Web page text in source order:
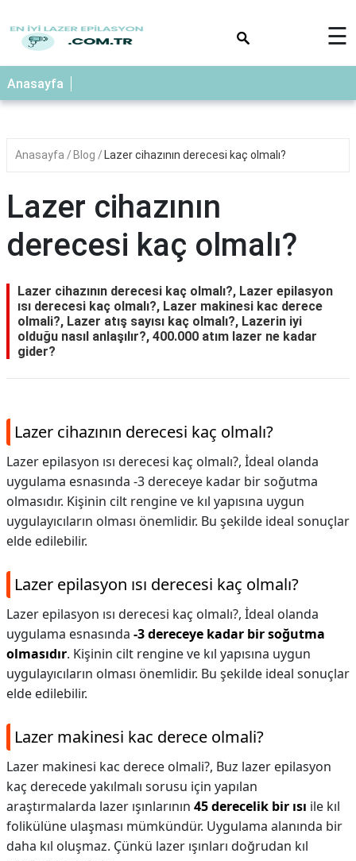
☰
Anasayfa
Anasayfa Blog Lazer cihazının derecesi kaç olmalı?
Lazer cihazının
derecesi kaç olmalı?
Lazer cihazının derecesi kaç olmalı?, Lazer epilasyon
ısı derecesi kaç olmalı?, Lazer makinesi kac derece
olmali?, Lazer atış sayısı kaç olmalı?, Lazerin iyi
olduğu nasıl anlaşılır?, 400.000 atım lazer ne kadar
gider?
Lazer cihazının derecesi kaç olmalı?
Lazer epilasyon ısı derecesi kaç olmalı?, İdeal olanda
uygulama esnasında -3 dereceye kadar bir soğutma
olmasıdır. Kişinin cilt rengine ve kıl yapısına uygun
uygulayıcıların olması önemlidir. Bu şekilde ideal sonuçlar
elde edilebilir.
Lazer epilasyon ısı derecesi kaç olmalı?
Lazer epilasyon ısı derecesi kaç olmalı?, İdeal olanda
uygulama esnasında -3 dereceye kadar bir soğutma
olmasıdır. Kişinin cilt rengine ve kıl yapısına uygun
uygulayıcıların olması önemlidir. Bu şekilde ideal sonuçlar
elde edilebilir.
Lazer makinesi kac derece olmali?
Lazer makinesi kac derece olmali?, Buz lazer epilasyon
kaç derecede yakılmalı sorusu için yapılan
araştırmalarda lazer ışınlarının 45 derecelik bir ısı ile kıl
folikülüne ulaşması mümkündür. Uygulama alanında bir
daha kıl oluşmaz. Çünkü lazer ışınları doğrudan kıl